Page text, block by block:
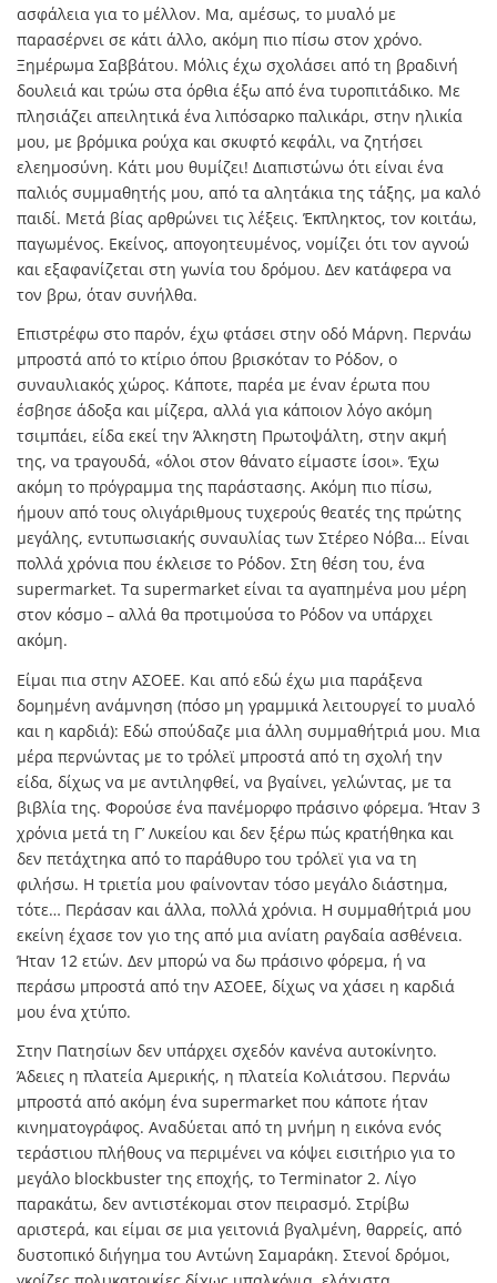
ασφάλεια για το μέλλον. Μα, αμέσως, το μυαλό με
παρασέρνει σε κάτι άλλο, ακόμη πιο πίσω στον χρόνο.
Ξημέρωμα Σαββάτου. Μόλις έχω σχολάσει από τη βραδινή
δουλειά και τρώω στα όρθια έξω από ένα τυροπιτάδικο. Με
πλησιάζει απειλητικά ένα λιπόσαρκο παλικάρι, στην ηλικία
μου, με βρόμικα ρούχα και σκυφτό κεφάλι, να ζητήσει
ελεημοσύνη. Κάτι μου θυμίζει! Διαπιστώνω ότι είναι ένα
παλιός συμμαθητής μου, από τα αλητάκια της τάξης, μα καλό
παιδί. Μετά βίας αρθρώνει τις λέξεις. Έκπληκτος, τον κοιτάω,
παγωμένος. Εκείνος, απογοητευμένος, νομίζει ότι τον αγνοώ
και εξαφανίζεται στη γωνία του δρόμου. Δεν κατάφερα να
τον βρω, όταν συνήλθα.
Επιστρέφω στο παρόν, έχω φτάσει στην οδό Μάρνη. Περνάω
μπροστά από το κτίριο όπου βρισκόταν το Ρόδον, ο
συναυλιακός χώρος. Κάποτε, παρέα με έναν έρωτα που
έσβησε άδοξα και μίζερα, αλλά για κάποιον λόγο ακόμη
τσιμπάει, είδα εκεί την Άλκηστη Πρωτοψάλτη, στην ακμή
της, να τραγουδά, «όλοι στον θάνατο είμαστε ίσοι». Έχω
ακόμη το πρόγραμμα της παράστασης. Ακόμη πιο πίσω,
ήμουν από τους ολιγάριθμους τυχερούς θεατές της πρώτης
μεγάλης, εντυπωσιακής συναυλίας των Στέρεο Νόβα… Είναι
πολλά χρόνια που έκλεισε το Ρόδον. Στη θέση του, ένα
supermarket. Τα supermarket είναι τα αγαπημένα μου μέρη
στον κόσμο – αλλά θα προτιμούσα το Ρόδον να υπάρχει
ακόμη.
Είμαι πια στην ΑΣΟΕΕ. Και από εδώ έχω μια παράξενα
δομημένη ανάμνηση (πόσο μη γραμμικά λειτουργεί το μυαλό
και η καρδιά): Εδώ σπούδαζε μια άλλη συμμαθήτριά μου. Μια
μέρα περνώντας με το τρόλεϊ μπροστά από τη σχολή την
είδα, δίχως να με αντιληφθεί, να βγαίνει, γελώντας, με τα
βιβλία της. Φορούσε ένα πανέμορφο πράσινο φόρεμα. Ήταν 3
χρόνια μετά τη Γ’ Λυκείου και δεν ξέρω πώς κρατήθηκα και
δεν πετάχτηκα από το παράθυρο του τρόλεϊ για να τη
φιλήσω. Η τριετία μου φαίνονταν τόσο μεγάλο διάστημα,
τότε… Περάσαν και άλλα, πολλά χρόνια. Η συμμαθήτριά μου
εκείνη έχασε τον γιο της από μια ανίατη ραγδαία ασθένεια.
Ήταν 12 ετών. Δεν μπορώ να δω πράσινο φόρεμα, ή να
περάσω μπροστά από την ΑΣΟΕΕ, δίχως να χάσει η καρδιά
μου ένα χτύπο.
Στην Πατησίων δεν υπάρχει σχεδόν κανένα αυτοκίνητο.
Άδειες η πλατεία Αμερικής, η πλατεία Κολιάτσου. Περνάω
μπροστά από ακόμη ένα supermarket που κάποτε ήταν
κινηματογράφος. Αναδύεται από τη μνήμη η εικόνα ενός
τεράστιου πλήθους να περιμένει να κόψει εισιτήριο για το
μεγάλο blockbuster της εποχής, το Terminator 2. Λίγο
παρακάτω, δεν αντιστέκομαι στον πειρασμό. Στρίβω
αριστερά, και είμαι σε μια γειτονιά βγαλμένη, θαρρείς, από
δυστοπικό διήγημα του Αντώνη Σαμαράκη. Στενοί δρόμοι,